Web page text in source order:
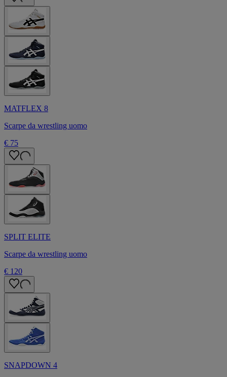
MATFLEX 8
Scarpe da wrestling uomo
€ 75
SPLIT ELITE
Scarpe da wrestling uomo
€ 120
SNAPDOWN 4